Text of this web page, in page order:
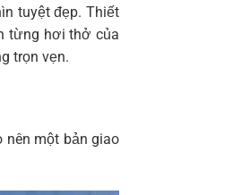
tuyệt đẹp. Thiết
từng hơi thở của
trọn vẹn.
nên một bản giao